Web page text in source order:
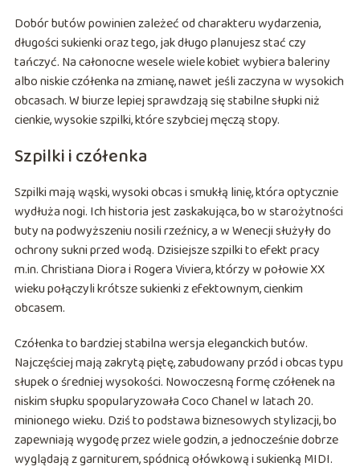
Dobór butów powinien zależeć od charakteru wydarzenia,
długości sukienki oraz tego, jak długo planujesz stać czy
tańczyć. Na całonocne wesele wiele kobiet wybiera baleriny
albo niskie czółenka na zmianę, nawet jeśli zaczyna w wysokich
obcasach. W biurze lepiej sprawdzają się stabilne słupki niż
cienkie, wysokie szpilki, które szybciej męczą stopy.
Szpilki i czółenka
Szpilki mają wąski, wysoki obcas i smukłą linię, która optycznie
wydłuża nogi. Ich historia jest zaskakująca, bo w starożytności
buty na podwyższeniu nosili rzeźnicy, a w Wenecji służyły do
ochrony sukni przed wodą. Dzisiejsze szpilki to efekt pracy
m.in. Christiana Diora i Rogera Viviera, którzy w połowie XX
wieku połączyli krótsze sukienki z efektownym, cienkim
obcasem.
Czółenka to bardziej stabilna wersja eleganckich butów.
Najczęściej mają zakrytą piętę, zabudowany przód i obcas typu
słupek o średniej wysokości. Nowoczesną formę czółenek na
niskim słupku spopularyzowała Coco Chanel w latach 20.
minionego wieku. Dziś to podstawa biznesowych stylizacji, bo
zapewniają wygodę przez wiele godzin, a jednocześnie dobrze
wyglądają z garniturem, spódnicą ołówkową i sukienką MIDI.